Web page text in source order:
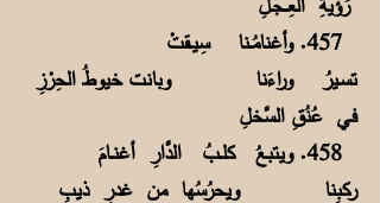
457. وأغنامُــنا سِيــقتْ
تسـيرُ وراءَنا وبانت خيوطُ الحِرْزِ
فـي عُنُقِ السَّخلِ
458. ويتبعُ كلــبُ الدَّارِ أغنــامَ
ركبِنا ويحرُسُها من غدرِ ذيبِ